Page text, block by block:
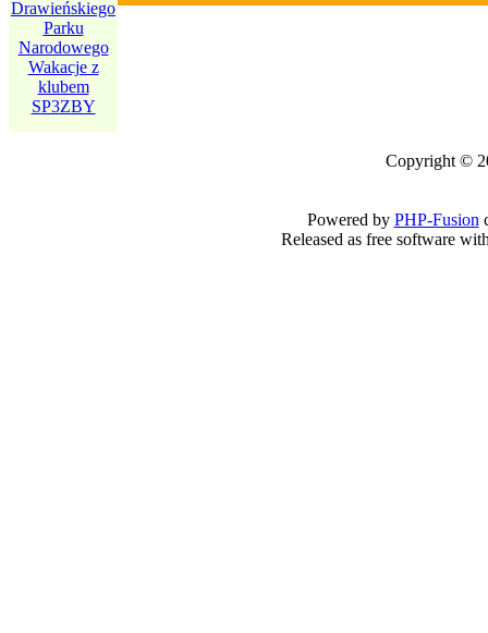
Zakończenie
obozu w
Wakacje z
klubem
SP3ZBY
Copyright ©
Powered by PHP-Fusion
Released as free software